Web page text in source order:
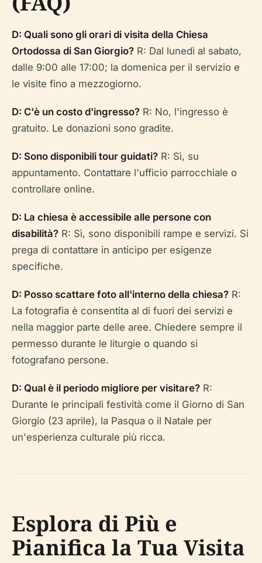
D: Quali sono gli orari di visita della Chiesa
Ortodossa di San Giorgio? R: Dal lunedì al sabato,
dalle 9:00 alle 17:00; la domenica per il servizio e
le visite fino a mezzogiorno.
D: C'è un costo d'ingresso? R: No, l'ingresso è
gratuito. Le donazioni sono gradite.
D: Sono disponibili tour guidati? R: Sì, su
appuntamento. Contattare l'ufficio parrocchiale o
controllare online.
D: La chiesa è accessibile alle persone con
disabilità? R: Sì, sono disponibili rampe e servizi. Si
prega di contattare in anticipo per esigenze
specifiche.
D: Posso scattare foto all'interno della chiesa? R:
La fotografia è consentita al di fuori dei servizi e
nella maggior parte delle aree. Chiedere sempre il
permesso durante le liturgie o quando si
fotografano persone.
D: Qual è il periodo migliore per visitare? R:
Durante le principali festività come il Giorno di San
Giorgio (23 aprile), la Pasqua o il Natale per
un'esperienza culturale più ricca.
Esplora di Più e
Pianifica la Tua Visita